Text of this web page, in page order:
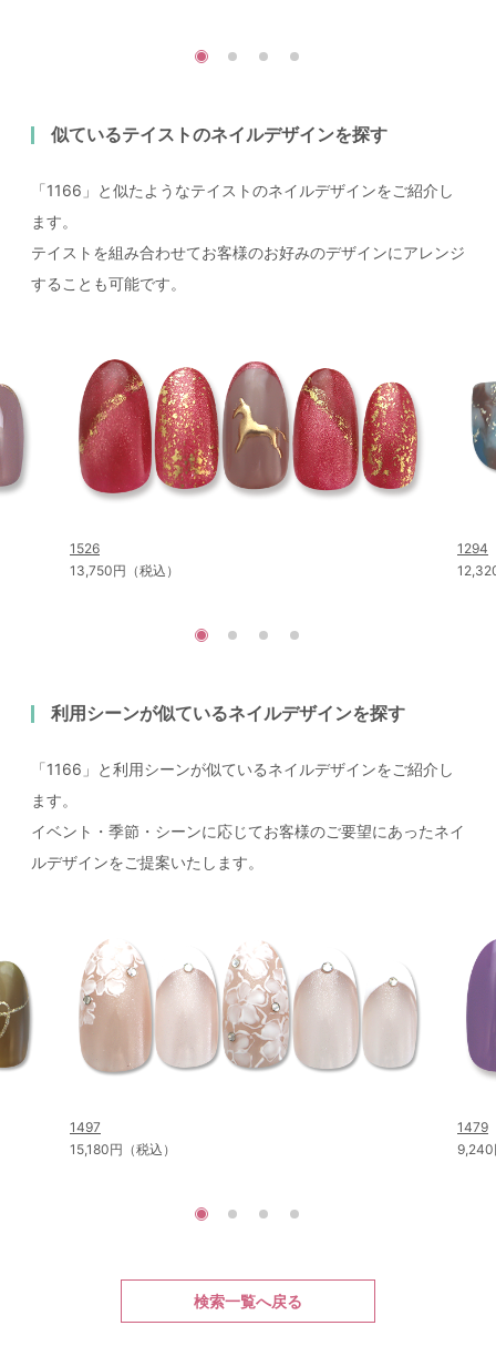
似ているテイストのネイルデザインを探す
「1166」と似たようなテイストのネイルデザインをご紹介し
ます。
テイストを組み合わせてお客様のお好みのデザインにアレンジ
することも可能です。
1526
13,750円（税込）
1294
利用シーンが似ているネイルデザインを探す
「1166」と利用シーンが似ているネイルデザインをご紹介し
ます。
イベント・季節・シーンに応じてお客様のご要望にあったネイ
ルデザインをご提案いたします。
1497
15,180円（税込）
1479
9,240
検索一覧へ戻る